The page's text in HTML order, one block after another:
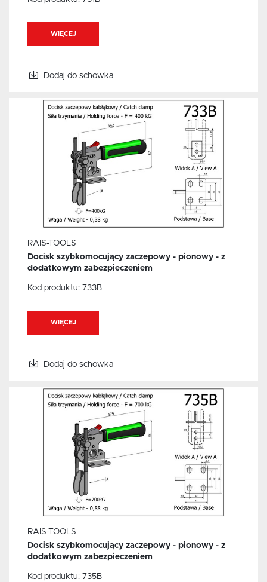
WIĘCEJ
Dodaj do schowka
RAIS-TOOLS
Docisk szybkomocujący zaczepowy - pionowy - z
dodatkowym zabezpieczeniem
Kod produktu: 733B
WIĘCEJ
Dodaj do schowka
RAIS-TOOLS
Docisk szybkomocujący zaczepowy - pionowy - z
dodatkowym zabezpieczeniem
Kod produktu: 735B